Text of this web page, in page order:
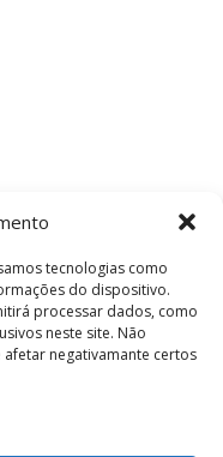
tecnologias como
do dispositivo.
processar dados, como
neste site. Não
negativamante certos